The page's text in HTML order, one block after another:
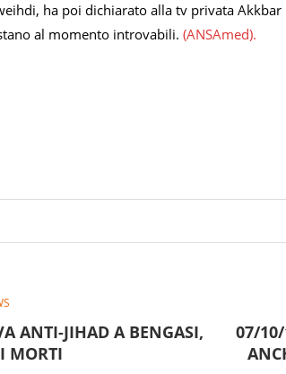
ha poi dichiarato alla tv privata
al momento introvabili. (ANSAmed).
ANTI-JIHAD A BENGASI,
MORTI
07/10/